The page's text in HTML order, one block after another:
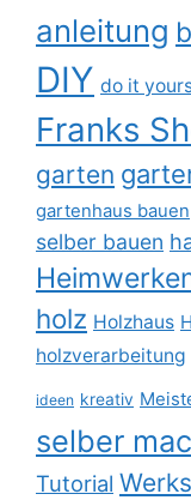
anleitung
DIY do it
Franks
garten
gartenhaus bauen
selber bauen
holz Holzhaus
holzverarbeitung
ideen kreativ
selber
Tutorial